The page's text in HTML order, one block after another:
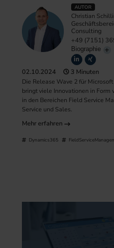
AUTOR
Christian
Consulting
+49 (7151)
Biographie
02.10.2024 3 Minuten
Die Release Wave 2 für
bringt viele Innovationen in Form
in den Bereichen Field Service
Service und Sales.
Mehr erfahren
Dynamics365